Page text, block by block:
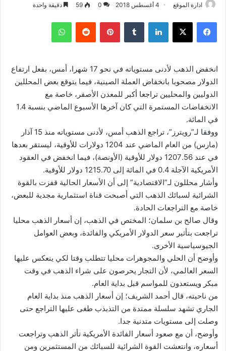
ادارة الموقع 4 أغسطس 2018 0
59 دقيقة واحدة
فيسبوك لينكدإن بينتيريست
انخفض الذهب لأدنى مستوياته في نحو 17 شهرا، أمس، بفعل ارتفاع
الدولار مصحوبا بانخفاض العملة الصينية، فيما يتوقع بعض المحللين
الدوليين والمحليين تراجعا أكبر للمعدن الأصفر، خاصة مع
الانخفاضات المستمرة التي كان آخرها الأسبوع الماضي بنسبة 1.4
في المائة.
ووفقا لـ”رويترز”، تراجع الذهب أمس، لأدنى مستوياته منذ 15 آذار
(مارس) من العام الماضي عند 1204 دولارات للأوقية، ليستقر بعدها
في عند 1207.56 دولار للأوقية (الأونصة)، فيما انخفض في العقود
الأمريكية الآجلة 0.4 في المائة إلى 1215.70 دولار للأوقية.
وأشار محللون لـ”الاقتصادية” إلى أن الأسعار الحالية قفزت بالقوة
الشرائية لسبائك الذهب التي أصبحت قناة استثمارية مجدية للبعض،
خاصة مع التراجعات الحادة.
وقال صالح بن سلمان؛ المختص في الذهب، إن أسعار الذهب محليا
تراجعت بتأثير سعر الدولار الأمريكي والفائدة، وبعض العوامل
الجيوسياسية الأخرى.
وأوضح أن الحلي والمجوهرات محليا تتطلب وقتا لكي ينعكس عليها
السعر العالمي، لأن التجار يحرصون على شراء الذهب في وقت
مبكر ويستعدون للمواسم قبل بداية العام.
من ناحيته، قال أحمد الشريف؛ إن أسعار الذهب منذ بداية العام
الجاري تشهد سلسلة ممتدة من التذبذب طغى عليها التراجع حتى
وصلت إلى مستويات متدنية جدا.
وأوضح، أن مع صعود أسعار الفائدة الأمريكية تأثر الذهب وتراجعت
أسعاره، وانتعشت القوة الشرائية للسبائك من المستثمرين ومن